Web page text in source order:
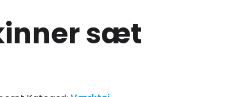
sæt